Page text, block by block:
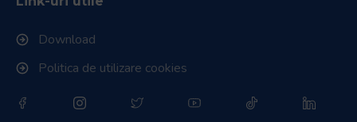
Download
Politica de utilizare cookies